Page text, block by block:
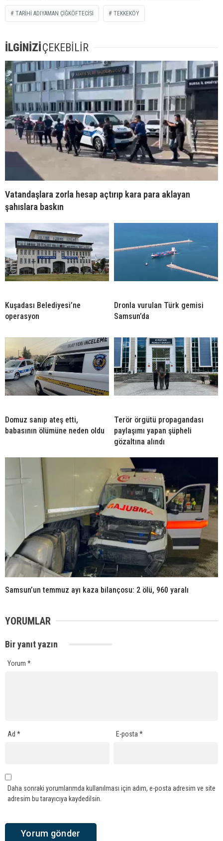
TARIHI ADIYAMAN ÇIĞKÖFTECISI TEKKEKÖY
İLGİNİZİÇEKEBİLİR
Vatandaşlara zorla hesap açtırıp kara para aklayan
şahıslara baskın
Kuşadası Belediyesi’ne
operasyon
Dronla vurulan Türk gemisi
Samsun’da
Domuz sanıp ateş etti,
babasının ölümüne neden oldu
Terör örgütü propagandası
paylaşımı yapan şüpheli
gözaltına alındı
Samsun’un temmuz ayı kaza bilançosu: 2 ölü, 960 yaralı
YORUMLAR
Bir yanıt yazın
Yorum *
Ad * E-posta*
Daha sonraki yorumlarımda kullanılması için adım, e-posta adresim ve site
adresim bu tarayıcıya kaydedilsin.